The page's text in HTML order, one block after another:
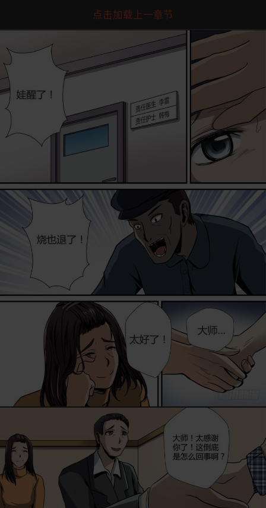
点击加载上一章节